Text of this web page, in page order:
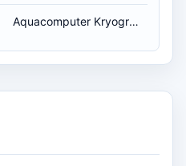
Aquacomputer Kryographics Hawaii R9 290